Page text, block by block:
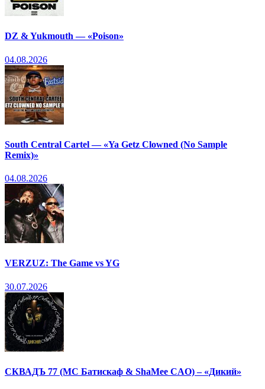
DZ & Yukmouth — «Poison»
04.08.2026
South Central Cartel — «Ya Getz Clowned (No Sample
Remix)»
04.08.2026
VERZUZ: The Game vs YG
30.07.2026
СКВАДЪ 77 (МС Батискаф & ShaMee CAO) – «Дикий»